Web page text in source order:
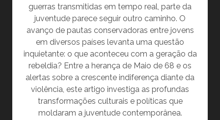
guerras transmitidas em tempo real, parte da
juventude parece seguir outro caminho. O
avanço de pautas conservadoras entre jovens
em diversos países levanta uma questão
inquietante: o que aconteceu com a geração da
rebeldia? Entre a herança de Maio de 68 e os
alertas sobre a crescente indiferença diante da
violência, este artigo investiga as profundas
transformações culturais e políticas que
moldaram a juventude contemporânea.